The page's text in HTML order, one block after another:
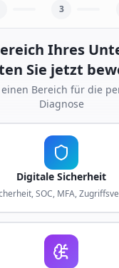
3
Ihres
Sie jetzt
einen Bereich für die
Diagnose
Digitale Sicherheit
SOC, MFA,